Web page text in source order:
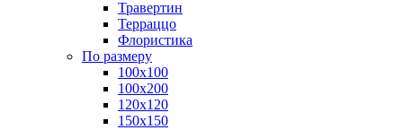
Травертин
Терраццо
Флористика
По размеру
100х100
100х200
120х120
150х150